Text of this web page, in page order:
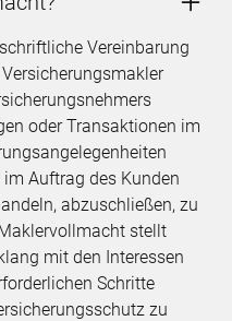
Vereinbarung
oder Transaktionen im
Auftrag des Kunden
abzuschließen, zu
stellt
mit den Interessen
Schritte
zu